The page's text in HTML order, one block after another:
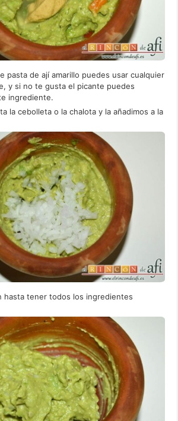
pasta de ají amarillo puedes usar cualquier
y si no te gusta el picante puedes
ingrediente.
la cebolleta o la chalota y la añadimos a la
hasta tener todos los ingredientes